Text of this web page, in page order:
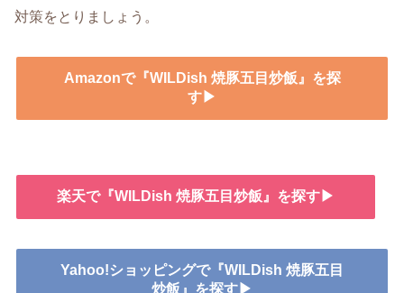
対策をとりましょう。
Amazonで『WILDish 焼豚五目炒飯』を探
す▶
楽天で『WILDish 焼豚五目炒飯』を探す▶
Yahoo!ショッピングで『WILDish 焼豚五目
炒飯』を探す▶